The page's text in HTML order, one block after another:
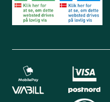
Mandag-torsdag 9.00 - 16.00
Kontakt os på mail
Spørgsmål og svar
Returnering
Bliv medlem
Din sikkerhed